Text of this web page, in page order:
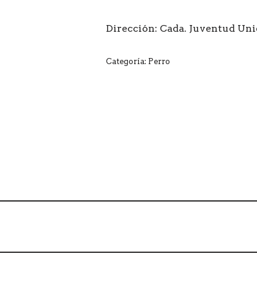
Dirección: Cada. Juventud
Categoría: Perro